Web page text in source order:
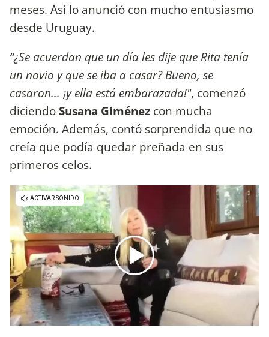
meses. Así lo anunció con mucho entusiasmo
desde Uruguay.
“¿Se acuerdan que un día les dije que Rita tenía
un novio y que se iba a casar? Bueno, se
casaron... ¡y ella está embarazada!", comenzó
diciendoSusana Giménez con mucha
emoción. Además, contó sorprendida que no
creía que podía quedar preñada en sus
primeros celos.